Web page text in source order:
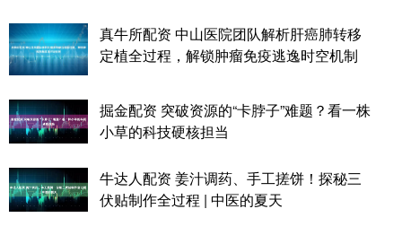
真牛所配资 中山医院团队解析肝癌肺转移
定植全过程，解锁肿瘤免疫逃逸时空机制
掘金配资 突破资源的“卡脖子”难题？看一株
小草的科技硬核担当
牛达人配资 姜汁调药、手工搓饼！探秘三
伏贴制作全过程 | 中医的夏天